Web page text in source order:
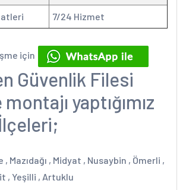
7/24 Hizmet
için
Güvenlik Filesi
yaptığımız
, Mazıdağı , Midyat , Nusaybin , Ömerli ,
, Yeşilli , Artuklu